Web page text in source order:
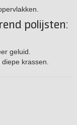
polijsten:
geluid.
krassen.